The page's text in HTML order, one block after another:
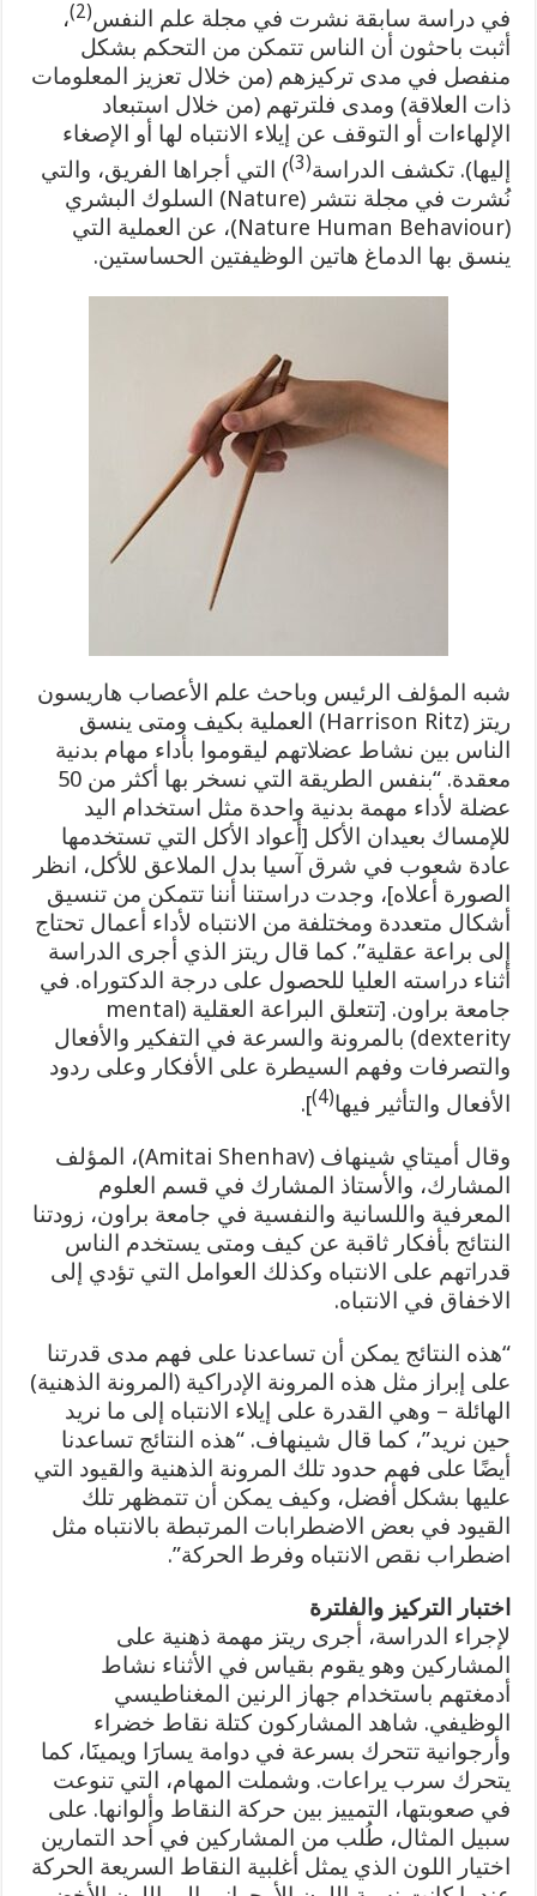
في دراسة سابقة نشرت في مجلة علم النفس(2)
،
أثبت باحثون أن الناس تتمكن من التحكم بشكل
منفصل في مدى تركيزهم (من خلال تعزيز المعلومات
ذات العلاقة) ومدى فلترتهم (من خلال استبعاد
الإلهاءات أو التوقف عن إيلاء الانتباه لها أو الإصغاء
إليها). تكشف الدراسة(3)
) التي أجراها الفريق، والتي
نُشرت في مجلة نتشر (Nature) السلوك البشري
(Nature Human Behaviour)، عن العملية التي
ينسق بها الدماغ هاتين الوظيفتين الحساستين.
شبه المؤلف الرئيس وباحث علم الأعصاب هاريسون
ريتز (Harrison Ritz) العملية بكيف ومتى ينسق
الناس بين نشاط عضلاتهم ليقوموا بأداء مهام بدنية
معقدة. “بنفس الطريقة التي نسخر بها أكثر من 50
عضلة لأداء مهمة بدنية واحدة مثل استخدام اليد
للإمساك بعيدان الأكل [أعواد الأكل التي تستخدمها
عادة شعوب في شرق آسيا بدل الملاعق للأكل، انظر
الصورة أعلاه]، وجدت دراستنا أننا تتمكن من تنسيق
أشكال متعددة ومختلفة من الانتباه لأداء أعمال تحتاج
إلى براعة عقلية”. كما قال ريتز الذي أجرى الدراسة
أثناء دراسته العليا للحصول على درجة الدكتوراه. في
جامعة براون. [تتعلق البراعة العقلية (mental
dexterity) بالمرونة والسرعة في التفكير والأفعال
والتصرفات وفهم السيطرة على الأفكار وعلى ردود
الأفعال والتأثير فيها(4)
].
وقال أميتاي شينهاف (Amitai Shenhav)، المؤلف
المشارك، والأستاذ المشارك في قسم العلوم
المعرفية واللسانية والنفسية في جامعة براون، زودتنا
النتائج بأفكار ثاقبة عن كيف ومتى يستخدم الناس
قدراتهم على الانتباه وكذلك العوامل التي تؤدي إلى
الاخفاق في الانتباه.
“هذه النتائج يمكن أن تساعدنا على فهم مدى قدرتنا
على إبراز مثل هذه المرونة الإدراكية (المرونة الذهنية)
الهائلة – وهي القدرة على إيلاء الانتباه إلى ما نريد
حين نريد”، كما قال شينهاف. “هذه النتائج تساعدنا
أيضًا على فهم حدود تلك المرونة الذهنية والقيود التي
عليها بشكل أفضل، وكيف يمكن أن تتمظهر تلك
القيود في بعض الاضطرابات المرتبطة بالانتباه مثل
اضطراب نقص الانتباه وفرط الحركة”.
اختبار التركيز والفلترة
لإجراء الدراسة، أجرى ريتز مهمة ذهنية على
المشاركين وهو يقوم بقياس في الأثناء نشاط
أدمغتهم باستخدام جهاز الرنين المغناطيسي
الوظيفي. شاهد المشاركون كتلة نقاط خضراء
وأرجوانية تتحرك بسرعة في دوامة يسارََا ويمينََا، كما
يتحرك سرب يراعات. وشملت المهام، التي تنوعت
في صعوبتها، التمييز بين حركة النقاط وألوانها. على
سبيل المثال، طُلب من المشاركين في أحد التمارين
اختيار اللون الذي يمثل أغلبية النقاط السريعة الحركة